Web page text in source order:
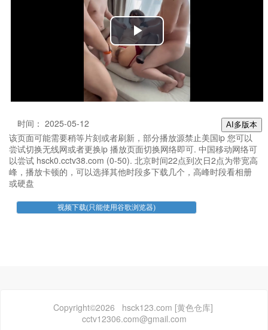
AI多版本
时间： 2025-05-12
该页面可能需要稍等片刻或者刷新，部分播放源禁止美国ip 您可以
尝试切换无线网或者更换ip 播放页面切换网络即可. 中国移动网络可
以尝试 hsck0.cctv38.com (0-50). 北京时间22点到次日2点为带宽高
峰，播放卡顿的，可以选择其他时段多下载几个，高峰时段看相册
或硬盘
Copyright©2026 hsck123.com [黄色仓库]
cctv12306.com@gmail.com